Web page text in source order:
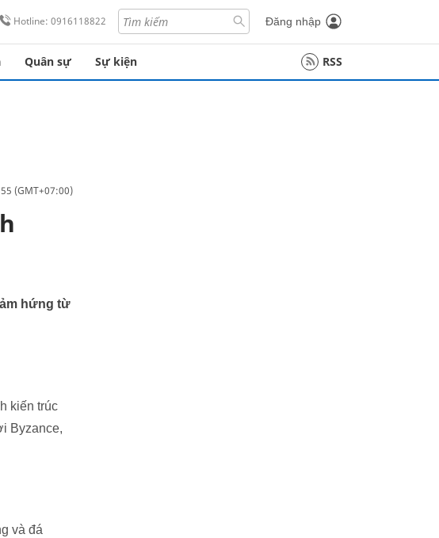
Hotline: 0916118822 Đăng nhập
Quân sự Sự kiện RSS
(GMT+07:00)
hứng từ
kiến trúc
Byzance,
và đá